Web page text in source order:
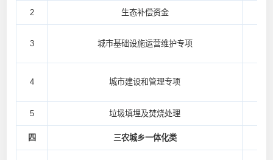
2 生态补偿资金
3 城市基础设施运营维护专项
4 城市建设和管理专项
5 垃圾填埋及焚烧处理
四 三农城乡一体化类